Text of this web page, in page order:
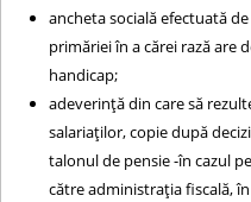
ancheta socială efectuată
primăriei în a cărei rază are
handicap;
adeverinţă din care să
salariaţilor, copie după
talonul de pensie -în cazul
către administrația fiscală,